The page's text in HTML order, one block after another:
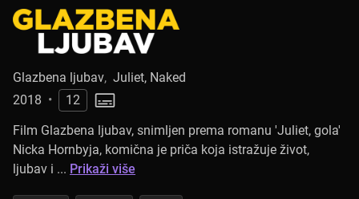
Glazbena ljubav, Juliet, Naked
2018 •
12
Film Glazbena ljubav, snimljen prema romanu 'Juliet, gola'
Nicka Hornbyja, komična je priča koja istražuje život,
ljubav i ... Prikaži više